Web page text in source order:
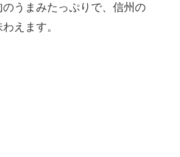
うまみたっぷりで、信州の
えます。